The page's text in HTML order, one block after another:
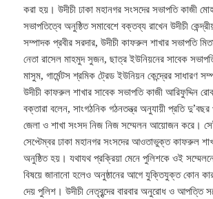
করা হয়। উদীচী ঢাকা মহানগর সংসদের সভাপতি কাজী
সভাপতিত্বে অনুষ্ঠিত সমাবেশে বক্তব্য রাখেন উদীচী
সম্পাদক প্রবীর সরদার, উদীচী কাফরুল শাখার সভাপতি
নেতা রাসেল মাহমুদ সুজন, ছাত্র ইউনিয়নের সাবেক
মাসুম, গার্মেন্টস শ্রমিক ট্রেড ইউনিয়ন কেন্দ্রের সাধারণ
উদীচী কাফরুল শাখার সাবেক সভাপতি কাজী আরিফুদ্দিন
বক্তারা বলেন, সাংগঠনিক গঠনতন্ত্র অনুযায়ী প্রতি দু’বছর
জেলা ও শাখা সংসদ নিজ নিজ সম্মেলন আয়োজন করে।
সেপ্টেম্বর ঢাকা মহানগর সংসদের আওতাভুক্ত কাফরুল
অনুষ্ঠিত হয়। যথাযথ প্রক্রিয়া মেনে পুলিশকে ওই
বিষয়ে জানানো হলেও অনুষ্ঠানের আগে যুক্তিযুক্ত কোন
দেয় পুলিশ। উদীচী নেতৃবৃন্দের বারবার অনুরোধ ও আপত্তি